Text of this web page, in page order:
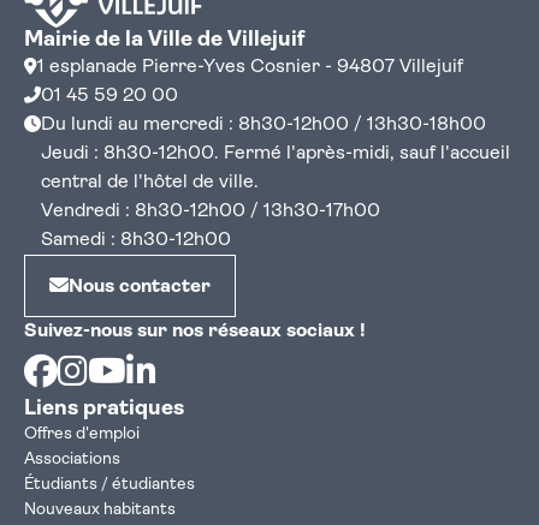
Mairie de la Ville de Villejuif
1 esplanade Pierre-Yves Cosnier - 94807 Villejuif
01 45 59 20 00
Du lundi au mercredi : 8h30-12h00 / 13h30-18h00
Jeudi : 8h30-12h00. Fermé l'après-midi, sauf l'accueil
central de l'hôtel de ville.
Vendredi : 8h30-12h00 / 13h30-17h00
Samedi : 8h30-12h00
Nous contacter
Suivez-nous sur nos réseaux sociaux !
Facebook
Instagram
Youtube
Liens pratiques
Offres d'emploi
Associations
Étudiants / étudiantes
Nouveaux habitants